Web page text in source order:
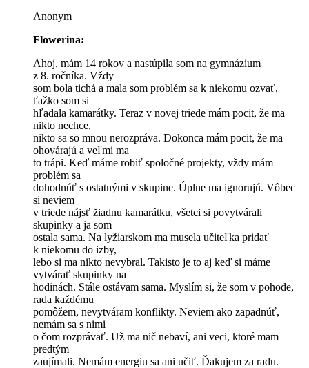
Anonym
Flowerina:
Ahoj, mám 14 rokov a nastúpila som na gymnázium
z 8. ročníka. Vždy
som bola tichá a mala som problém sa k niekomu ozvať,
ťažko som si
hľadala kamarátky. Teraz v novej triede mám pocit, že ma
nikto nechce,
nikto sa so mnou nerozpráva. Dokonca mám pocit, že ma
ohovárajú a veľmi ma
to trápi. Keď máme robiť spoločné projekty, vždy mám
problém sa
dohodnúť s ostatnými v skupine. Úplne ma ignorujú. Vôbec
si neviem
v triede nájsť žiadnu kamarátku, všetci si povytvárali
skupinky a ja som
ostala sama. Na lyžiarskom ma musela učiteľka pridať
k niekomu do izby,
lebo si ma nikto nevybral. Takisto je to aj keď si máme
vytvárať skupinky na
hodinách. Stále ostávam sama. Myslím si, že som v pohode,
rada každému
pomôžem, nevytváram konflikty. Neviem ako zapadnúť,
nemám sa s nimi
o čom rozprávať. Už ma nič nebaví, ani veci, ktoré mam
predtým
zaujímali. Nemám energiu sa ani učiť. Ďakujem za radu.